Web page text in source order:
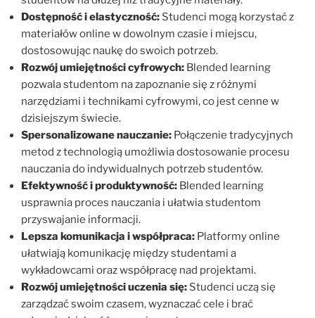
Dostępność i elastyczność: Studenci mogą korzystać z
materiałów online w dowolnym czasie i miejscu,
dostosowując naukę do swoich potrzeb.
Rozwój umiejętności cyfrowych: Blended learning
pozwala studentom na zapoznanie się z różnymi
narzędziami i technikami cyfrowymi, co jest cenne w
dzisiejszym świecie.
Spersonalizowane nauczanie: Połączenie tradycyjnych
metod z technologią umożliwia dostosowanie procesu
nauczania do indywidualnych potrzeb studentów.
Efektywność i produktywność: Blended learning
usprawnia proces nauczania i ułatwia studentom
przyswajanie informacji.
Lepsza komunikacja i współpraca: Platformy online
ułatwiają komunikację między studentami a
wykładowcami oraz współpracę nad projektami.
Rozwój umiejętności uczenia się: Studenci uczą się
zarządzać swoim czasem, wyznaczać cele i brać